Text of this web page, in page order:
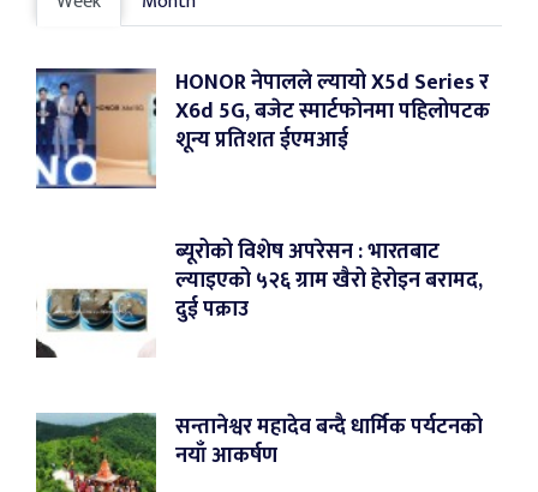
HONOR नेपालले ल्यायो X5d Series र
X6d 5G, बजेट स्मार्टफोनमा पहिलोपटक
शून्य प्रतिशत ईएमआई
ब्यूरोको विशेष अपरेसन : भारतबाट
ल्याइएको ५२६ ग्राम खैरो हेरोइन बरामद,
दुई पक्राउ
सन्तानेश्वर महादेव बन्दै धार्मिक पर्यटनको
नयाँ आकर्षण